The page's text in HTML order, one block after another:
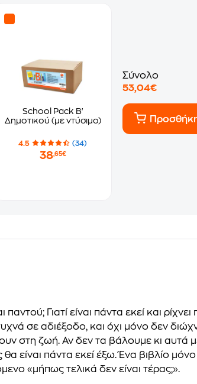
School Pack Β'
Δημοτικού (με ντύσιμο)
4.5 (34)
38,65€
Σύνολο
53,04€
παντού; Γιατί είναι πάντα εκεί και
σε αδιέξοδο, και όχι μόνο δεν
στη ζωή. Αν δεν τα βάλουμε κι αυτά
είναι πάντα εκεί έξω. Ένα βιβλίο
«μήπως τελικά δεν είναι τέρας;».